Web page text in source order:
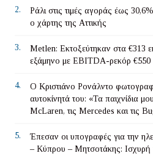
2.
Ράλι στις τιμές αγοράς έως
ο χάρτης της Αττικής
3.
Metlen: Εκτοξεύτηκαν στα €313
εξάμηνο με EBITDA-ρεκόρ €550
4.
Ο Κριστιάνο Ρονάλντο
αυτοκίνητά του: «Τα παιχνίδια
McLaren, τις Mercedes και τις
5.
Έπεσαν οι υπογραφές για την
– Κύπρου – Μητσοτάκης: Ισχυρή